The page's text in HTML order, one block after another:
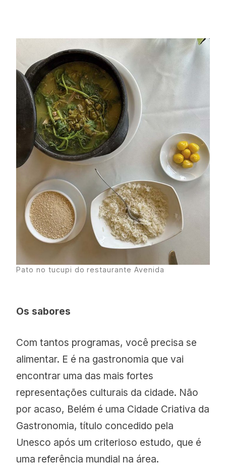
Pato no tucupi do restaurante Avenida
Os sabores
Com tantos programas, você precisa se
alimentar. E é na gastronomia que vai
encontrar uma das mais fortes
representações culturais da cidade. Não
por acaso, Belém é uma Cidade Criativa da
Gastronomia, título concedido pela
Unesco após um criterioso estudo, que é
uma referência mundial na área.